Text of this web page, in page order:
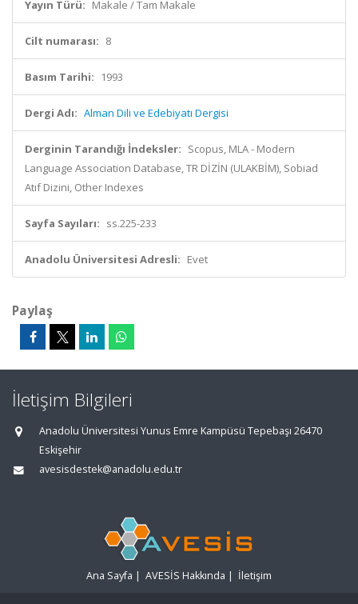
Yayın Türü: Makale / Tam Makale
Cilt numarası: 8
Basım Tarihi: 1993
Dergi Adı: Alman Dili ve Edebiyatı Dergisi
Derginin Tarandığı İndeksler: Scopus, MLA - Modern
Language Association Database, TR DİZİN (ULAKBİM), Sobiad
Atıf Dizini, Other Indexes
Sayfa Sayıları: ss.225-233
Anadolu Üniversitesi Adresli: Evet
Paylaş
İletişim Bilgileri
Anadolu Üniversitesi Yunus Emre Kampüsü Tepebaşı 26470
Eskişehir
avesisdestek@anadolu.edu.tr
Ana Sayfa | AVESİS Hakkında | İletişim